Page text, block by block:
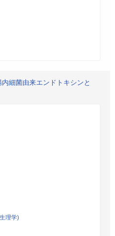
細菌由来エンドトキシンと
理学)